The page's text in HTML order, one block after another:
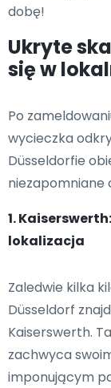
dobę!
Ukryte
się w
Po
wycieczka
Düsseldorfie
niezapomniane
1.
lokalizacja
Zaledwie kilka
Düsseldorf
Kaiserswerth.
zachwyca
imponującym